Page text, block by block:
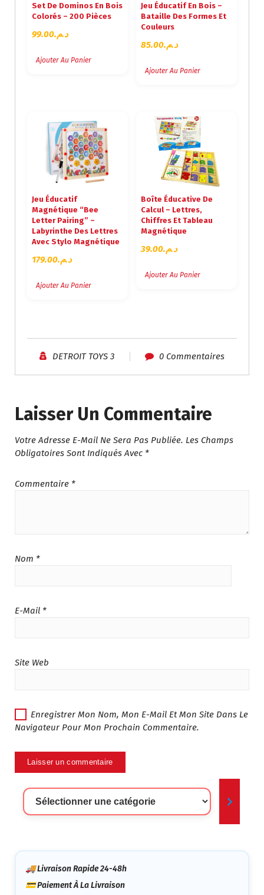
Set De Dominos En Bois
Colorés – 200 Pièces
د.م.99.00
Ajouter Au Panier
Jeu Éducatif En Bois –
Bataille Des Formes Et
Couleurs
د.م.85.00
Ajouter Au Panier
Jeu Éducatif
Magnétique “Bee
Letter Pairing” –
Labyrinthe Des Lettres
Avec Stylo Magnétique
د.م.179.00
Ajouter Au Panier
Boîte Éducative De
Calcul – Lettres,
Chiffres Et Tableau
Magnétique
د.م.39.00
Ajouter Au Panier
DETROIT TOYS 3 0 Commentaires
Laisser Un Commentaire
Votre Adresse E-Mail Ne Sera Pas Publiée. Les Champs
Obligatoires Sont Indiqués Avec *
Commentaire *
Nom *
E-Mail *
Site Web
Enregistrer Mon Nom, Mon E-Mail Et Mon Site Dans Le
Navigateur Pour Mon Prochain Commentaire.
Sélectionner
🚚 Livraison Rapide 24-48h
💳 Paiement À La Livraison